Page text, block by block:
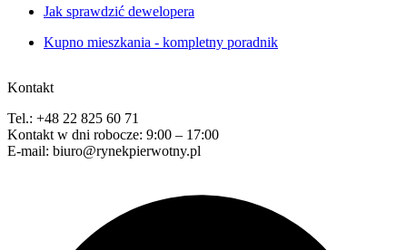
Jak sprawdzić dewelopera
Kupno mieszkania - kompletny poradnik
Kontakt
Tel.: +48 22 825 60 71
Kontakt w dni robocze: 9:00 – 17:00
E-mail: biuro@rynekpierwotny.pl